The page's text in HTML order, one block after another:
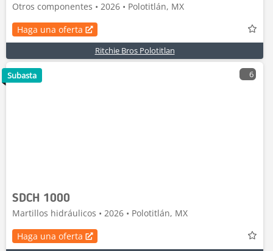
Otros componentes • 2026 • Polotitlán, MX
Haga una oferta
Ritchie Bros Polotitlan
6
SDCH 1000
Martillos hidráulicos • 2026 • Polotitlán, MX
Haga una oferta
Subasta